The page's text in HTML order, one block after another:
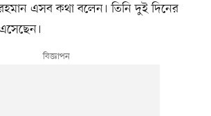
এসব কথা বলেন। তিনি দুই দিনের